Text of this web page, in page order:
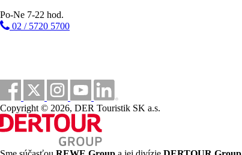
Ležadlá a slnečníky pri bazéne zadarmo
Plážová dovolenka
Po-Ne 7-22 hod.
02 / 5720 5700
Copyright © 2026, DER Touristik SK a.s.